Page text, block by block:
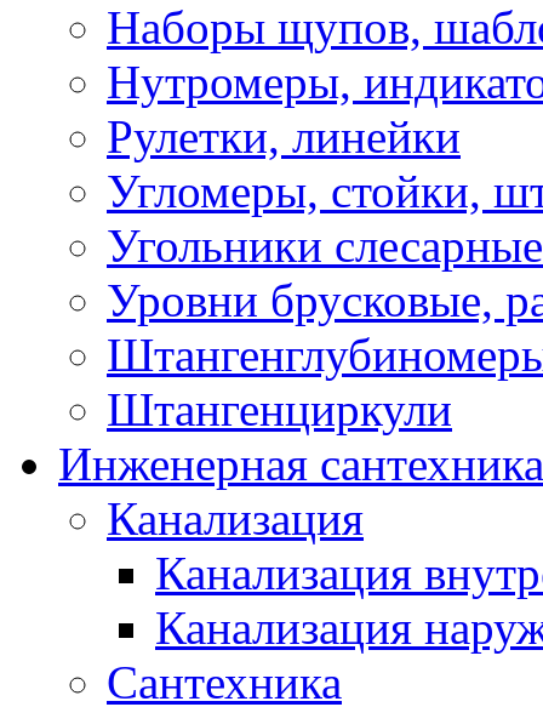
Наборы щупов,
Нутромеры,
Рулетки, линейки
Угломеры, стойки,
Угольники слесарные
Уровни брусковые,
Штангенциркули
Инженерная сантехника
Канализация
Канализация
Канализация
Сантехника